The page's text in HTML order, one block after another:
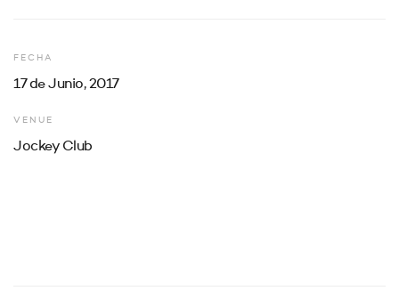
FECHA
17 de Junio, 2017
VENUE
Jockey Club